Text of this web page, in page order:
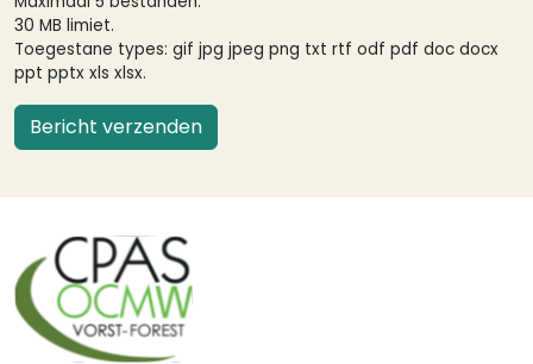
30 MB limiet.
Toegestane types: gif jpg jpeg png txt rtf odf pdf doc docx
ppt pptx xls xlsx.